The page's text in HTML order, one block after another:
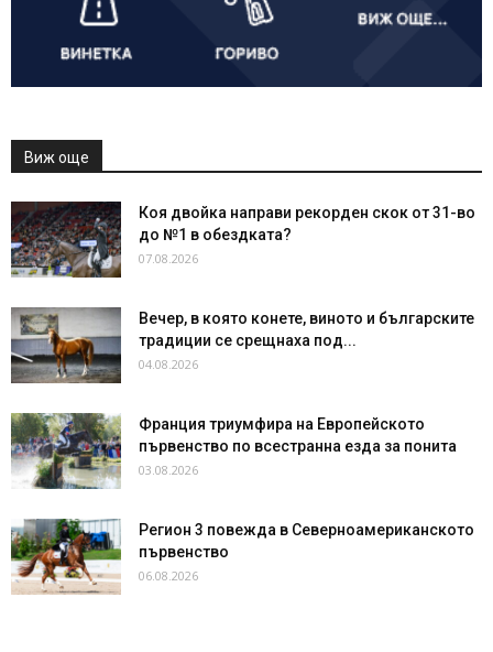
Виж още
Коя двойка направи рекорден скок от 31-во
до №1 в обездката?
07.08.2026
Вечер, в която конете, виното и българските
традиции се срещнаха под...
04.08.2026
Франция триумфира на Европейското
първенство по всестранна езда за понита
03.08.2026
Регион 3 повежда в Северноамериканското
първенство
06.08.2026